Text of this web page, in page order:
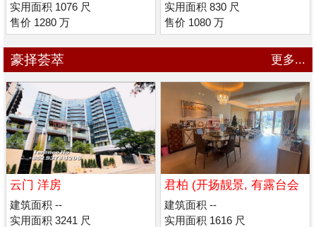
实用面积 1076 尺
售价 1280 万
实用面积 830 尺
售价 1080 万
豪择荟萃 更多...
云门 洋房
建筑面积 --
实用面积 3241 尺
君柏 (开扬靓景, 有露台会
所)
建筑面积 --
实用面积 1616 尺